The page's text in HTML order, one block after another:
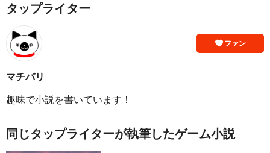
タップライター
ファン
マチバリ
趣味で小説を書いています！
同じタップライターが執筆したゲーム小説